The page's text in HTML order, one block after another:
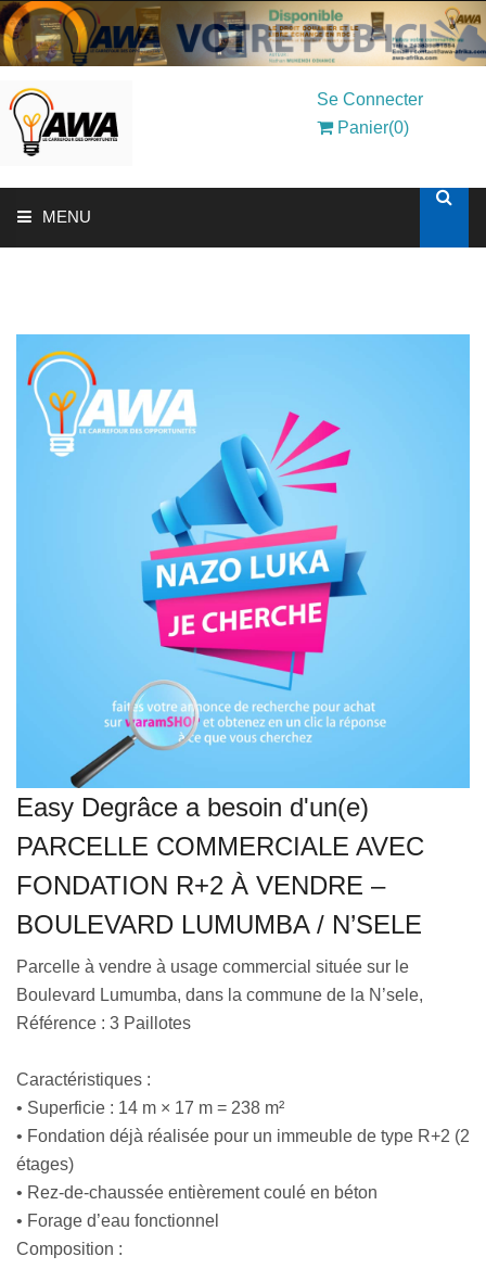
Se Connecter
Panier(0)
MENU
SOLUTIONS AUX ENTREPRISES
MON COMPTE
AWASHOP
VEILLE JURIDIQUE ET FISCALE
LES ANALYSES
Easy Degrâce a besoin d'un(e)
PARCELLE COMMERCIALE AVEC
FONDATION R+2 À VENDRE –
BOULEVARD LUMUMBA / N’SELE
Parcelle à vendre à usage commercial située sur le
Boulevard Lumumba, dans la commune de la N’sele,
Référence : 3 Paillotes
Caractéristiques :
• Superficie : 14 m × 17 m = 238 m²
• Fondation déjà réalisée pour un immeuble de type R+2 (2
étages)
• Rez-de-chaussée entièrement coulé en béton
• Forage d’eau fonctionnel
Composition :